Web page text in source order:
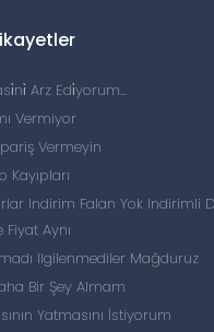
Arz Edi̇yorum...
Vermiyor
Vermeyin
Indirim Falan Yok Indirimli
Aynı
Ilgilenmediler Mağduruz
Bir Şey Almam
Yatmasını İstiyorum